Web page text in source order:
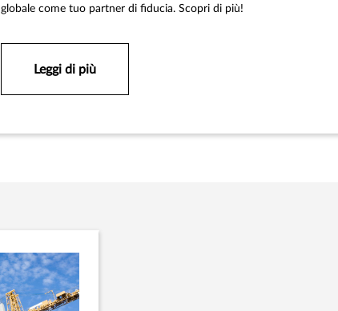
globale come tuo partner di fiducia. Scopri di più!
Leggi di più